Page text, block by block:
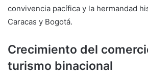
convivencia pacífica y la hermandad
Caracas y Bogotá.
Crecimiento del
turismo binacional